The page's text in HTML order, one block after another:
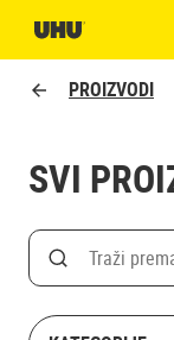
PROIZVODI
SVI
Search
Traži po